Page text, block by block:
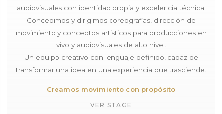
audiovisuales con identidad propia y excelencia técnica.
Concebimos y dirigimos coreografías, dirección de
movimiento y conceptos artísticos para producciones en
vivo y audiovisuales de alto nivel.
Un equipo creativo con lenguaje definido, capaz de
transformar una idea en una experiencia que trasciende.
Creamos movimiento con propósito
VER STAGE